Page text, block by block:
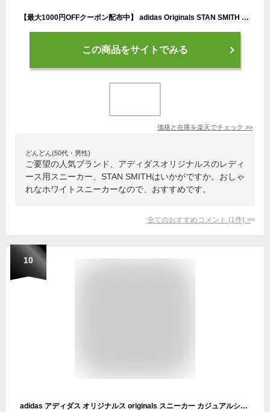
【最大1000円OFFクーポン配布中】 adidas Originals STAN SMITH W アディダス オリジナルス スタンスミス スニーカー レディース ホワイト 白 G58184
この商品をサイトでみる
価格と在庫を楽天でチェック >>
どんどん(50代・男性)
ご要望の人気ブランド、アディダスオリジナルスのレディ
ース用スニーカー、STAN SMITHはいかがですか。おしゃ
れなホワイトスニーカーなので、おすすめです。
全てのおすすめコメント (1 件) >
10
adidas アディダス オリジナルス originals スニーカー カジュアルシューズ 25.0cm Superstar W スーパースター 国内正規品 B42001 クリアオレンジ/ランニングホワイト